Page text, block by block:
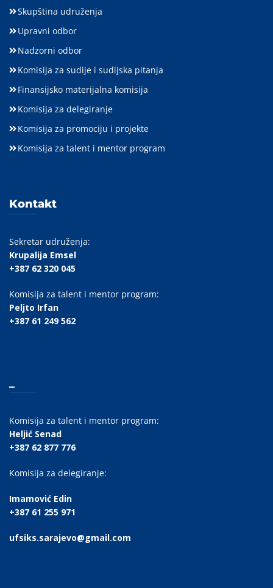
Skupština udruženja
Upravni odbor
Nadzorni odbor
Komisija za sudije i sudijska pitanja
Finansijsko materijalna komisija
Komisija za delegiranje
Komisija za promociju i projekte
Komisija za talent i mentor program
Kontakt
Sekretar udruženja:
Krupalija Emsel
+387 62 320 045
Komisija za talent i mentor program:
Peljto Irfan
+387 61 249 562
Komisija za talent i mentor program:
Heljić Senad
+387 62 877 776
Komisija za delegiranje:
Imamović Edin
+387 61 255 971
ufsiks.sarajevo@gmail.com